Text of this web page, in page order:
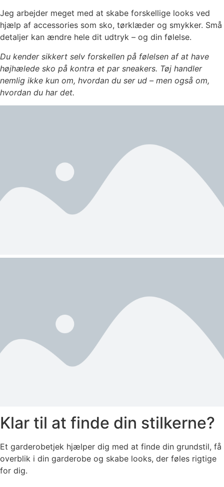
Jeg arbejder meget med at skabe forskellige looks ved
hjælp af accessories som sko, tørklæder og smykker. Små
detaljer kan ændre hele dit udtryk – og din følelse.
Du kender sikkert selv forskellen på følelsen af at have
højhælede sko på kontra et par sneakers. Tøj handler
nemlig ikke kun om, hvordan du ser ud – men også om,
hvordan du har det.
Klar til at finde din stilkerne?
Et garderobetjek hjælper dig med at finde din grundstil, få
overblik i din garderobe og skabe looks, der føles rigtige
for dig.